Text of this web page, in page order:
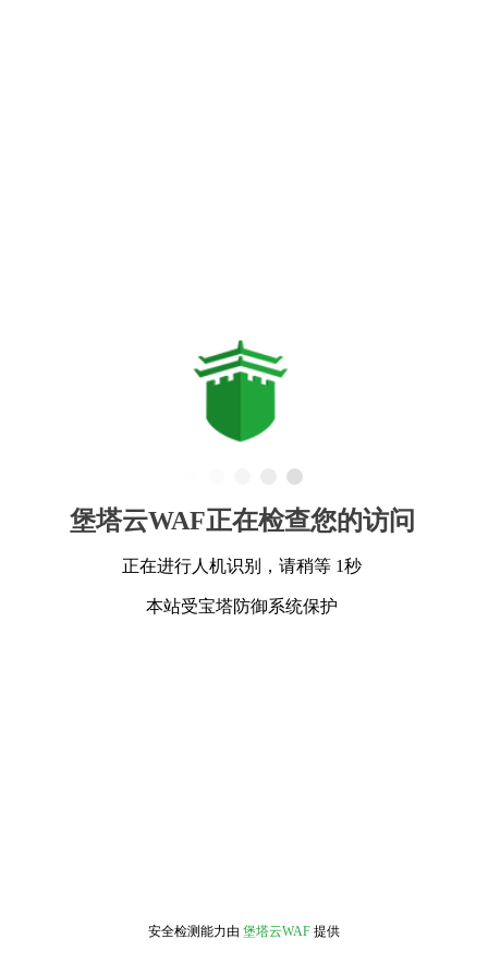
堡塔云WAF正在检查您的访问
正在进行人机识别，请稍等 1秒
本站受宝塔防御系统保护
安全检测能力由 堡塔云WAF 提供